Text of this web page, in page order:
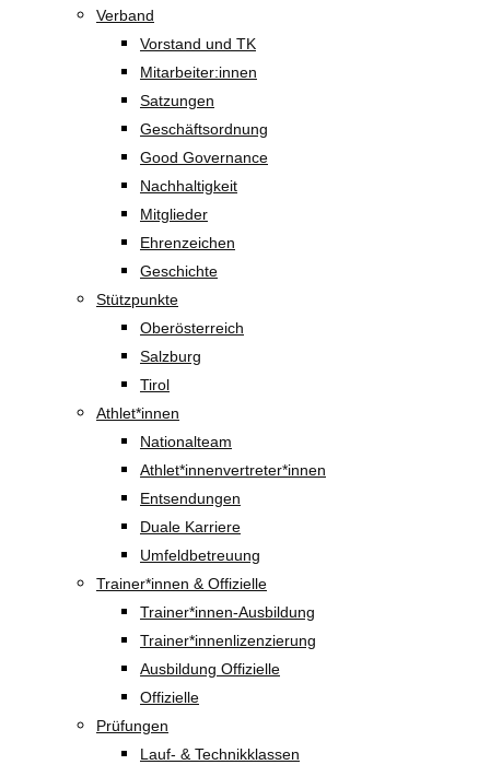
Verband
Vorstand und TK
Mitarbeiter:innen
Satzungen
Geschäftsordnung
Good Governance
Nachhaltigkeit
Mitglieder
Ehrenzeichen
Geschichte
Stützpunkte
Oberösterreich
Salzburg
Tirol
Athlet*innen
Nationalteam
Athlet*innenvertreter*innen
Entsendungen
Duale Karriere
Umfeldbetreuung
Trainer*innen & Offizielle
Trainer*innen-Ausbildung
Trainer*innenlizenzierung
Ausbildung Offizielle
Offizielle
Prüfungen
Lauf- & Technikklassen